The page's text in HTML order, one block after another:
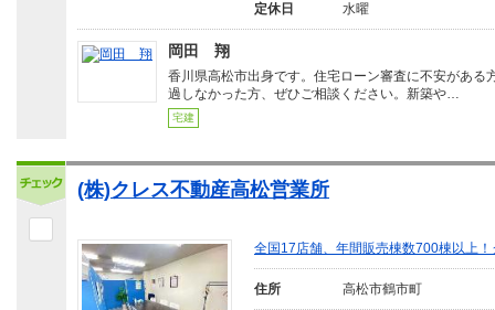
定休日 水曜
岡田 翔
香川県高松市出身です。住宅ローン審査に不安がある
過しなかった方、ぜひご相談ください。新築や…
宅建
(株)クレス不動産高松営業所
全国17店舗、年間販売棟数700棟以上
住所 高松市鶴市町